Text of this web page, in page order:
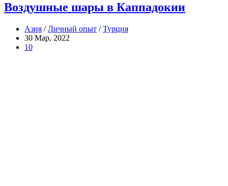
Воздушные шары в Каппадокии
Азия /Личный опыт /Турция
30 Мар, 2022
10